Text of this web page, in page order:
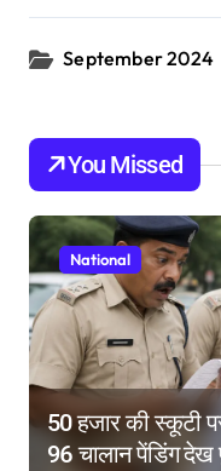
September 2024
You Missed
National
50 हजार की स्कूटी
96 चालान पेंडिंग